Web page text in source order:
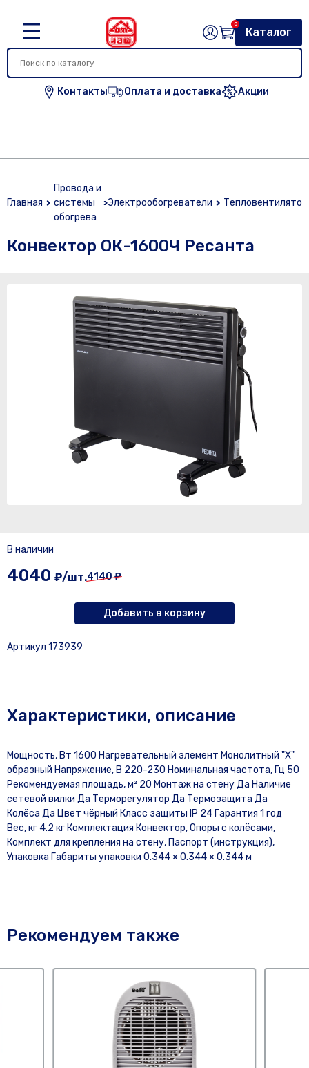
Контакты Оплата и доставка Акции
Каталог
0
Главная
Провода и
системы
обогрева
Электрообогреватели
Конвектор ОК-1600Ч Ресанта
В наличии
4040 ₽/шт.4140 ₽
Добавить в корзину
Артикул 173939
Характеристики, описание
Мощность, Вт 1600 Нагревательный элемент Монолитный "Х"
образный Напряжение, В 220-230 Номинальная частота, Гц 50
Рекомендуемая площадь, м² 20 Монтаж на стену Да Наличие
сетевой вилки Да Терморегулятор Да Термозащита Да
Колёса Да Цвет чёрный Класс защиты IP 24 Гарантия 1 год
Вес, кг 4.2 кг Комплектация Конвектор, Опоры с колёсами,
Комплект для крепления на стену, Паспорт (инструкция),
Упаковка Габариты упаковки 0.344 × 0.344 × 0.344 м
Рекомендуем также